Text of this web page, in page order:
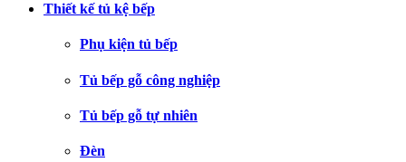
Thiết kế tủ kệ bếp
Phụ kiện tủ bếp
Tủ bếp gỗ công nghiệp
Tủ bếp gỗ tự nhiên
Đèn